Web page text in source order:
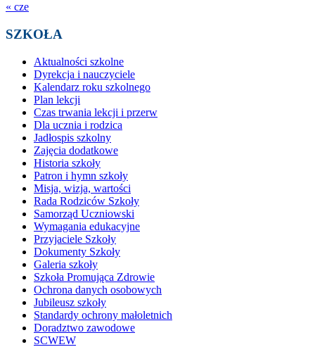
« cze
SZKOŁA
Aktualności szkolne
Dyrekcja i nauczyciele
Kalendarz roku szkolnego
Plan lekcji
Czas trwania lekcji i przerw
Dla ucznia i rodzica
Jadłospis szkolny
Zajęcia dodatkowe
Historia szkoły
Patron i hymn szkoły
Misja, wizja, wartości
Rada Rodziców Szkoły
Samorząd Uczniowski
Wymagania edukacyjne
Przyjaciele Szkoły
Dokumenty Szkoły
Galeria szkoły
Szkoła Promująca Zdrowie
Ochrona danych osobowych
Jubileusz szkoły
Standardy ochrony małoletnich
Doradztwo zawodowe
SCWEW